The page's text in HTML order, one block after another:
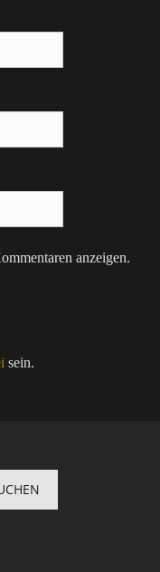
anzeigen.
sein.